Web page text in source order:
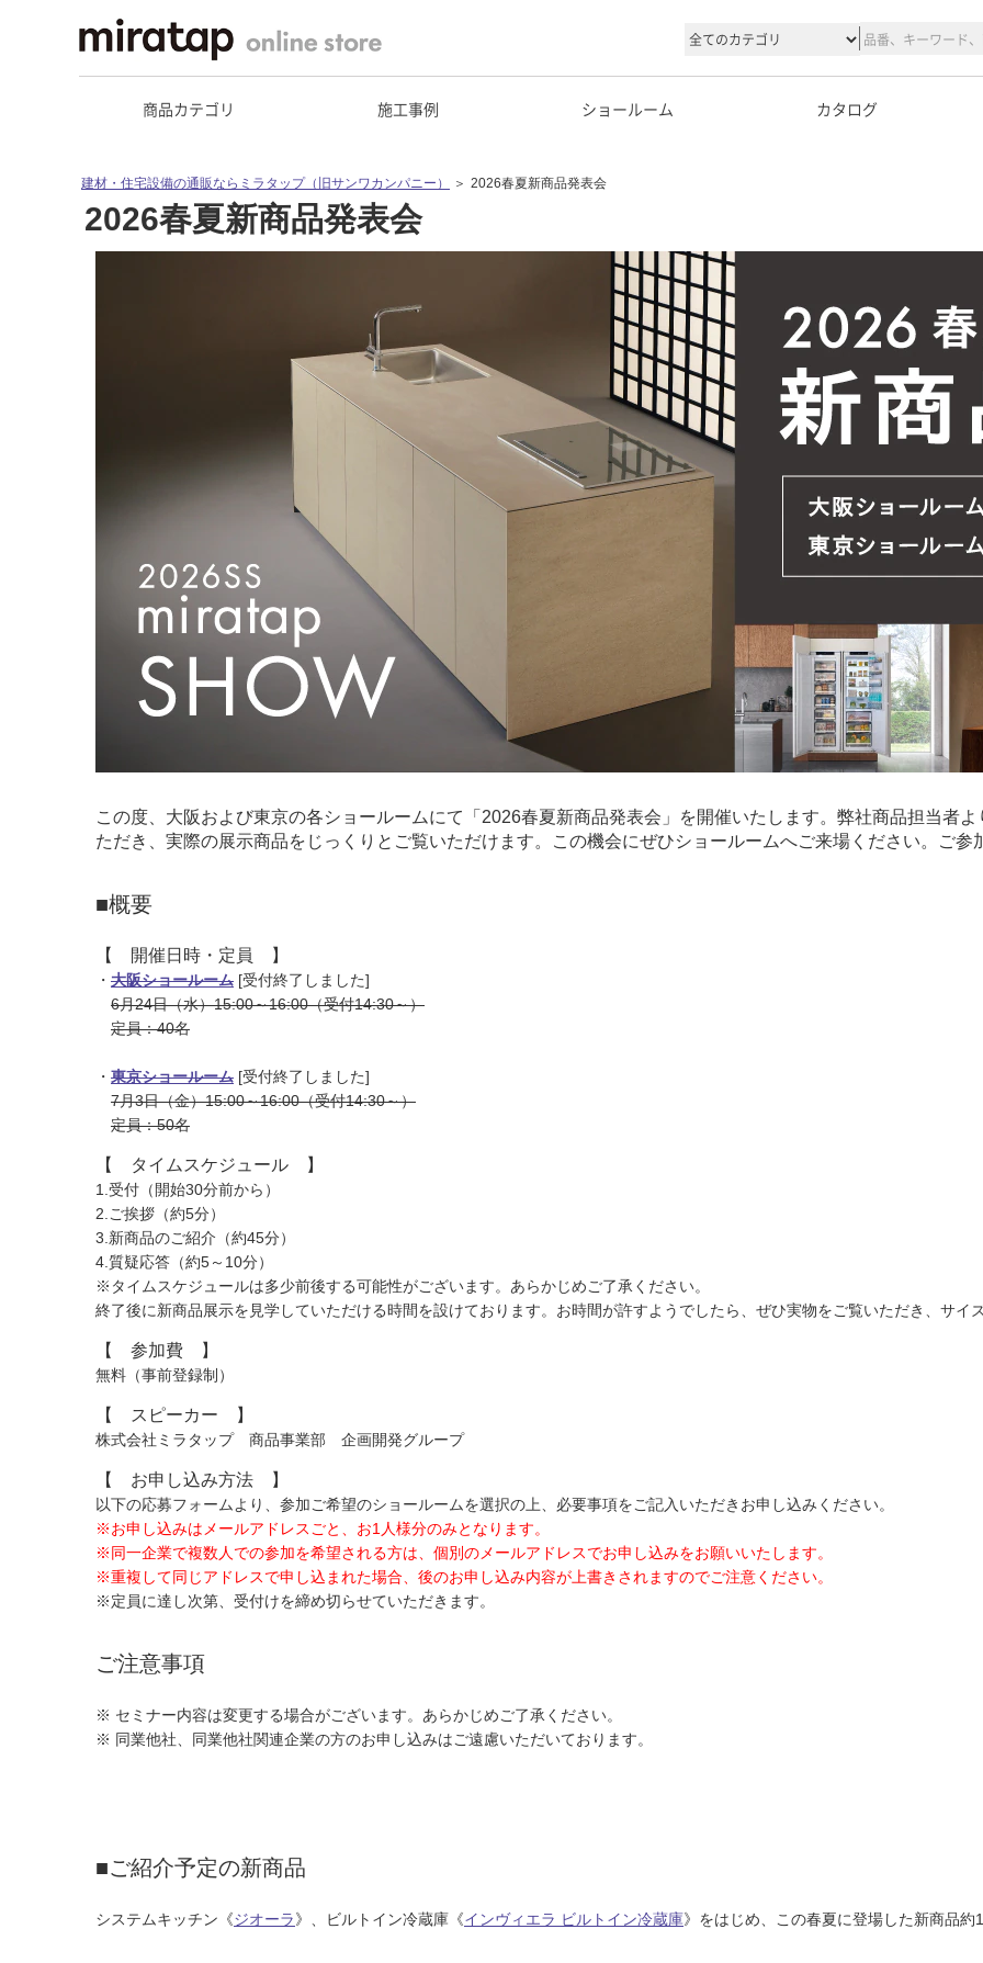
商品カテゴリ 施工事例 ショールーム カタログ
建材・住宅設備の通販ならミラタップ（旧サンワカンパニー） ＞ 2026春夏新商品発表会
2026春夏新商品発表会
この度、大阪および東京の各ショールームにて「2026春夏新商品発表会」を開催いたします。弊社商品担当者
ただき、実際の展示商品をじっくりとご覧いただけます。この機会にぜひショールームへご来場ください。ご参
■概要
【 開催日時・定員 】
・ 大阪ショールーム [受付終了しました]
6月24日（水）15:00～16:00（受付14:30～）
定員：40名
・ 東京ショールーム [受付終了しました]
7月3日（金）15:00～16:00（受付14:30～）
定員：50名
【 タイムスケジュール 】
1.受付（開始30分前から）
2.ご挨拶（約5分）
3.新商品のご紹介（約45分）
4.質疑応答（約5～10分）
※タイムスケジュールは多少前後する可能性がございます。あらかじめご了承ください。
終了後に新商品展示を見学していただける時間を設けております。お時間が許すようでしたら、ぜひ実物をご覧いただき、サイ
【 参加費 】
無料（事前登録制）
【 スピーカー 】
株式会社ミラタップ 商品事業部 企画開発グループ
【 お申し込み方法 】
以下の応募フォームより、参加ご希望のショールームを選択の上、必要事項をご記入いただきお申し込みください。
※お申し込みはメールアドレスごと、お1人様分のみとなります。
※同一企業で複数人での参加を希望される方は、個別のメールアドレスでお申し込みをお願いいたします。
※重複して同じアドレスで申し込まれた場合、後のお申し込み内容が上書きされますのでご注意ください。
※定員に達し次第、受付けを締め切らせていただきます。
ご注意事項
※ セミナー内容は変更する場合がございます。あらかじめご了承ください。
※ 同業他社、同業他社関連企業の方のお申し込みはご遠慮いただいております。
■ご紹介予定の新商品
システムキッチン《ジオーラ》、ビルトイン冷蔵庫《インヴィエラ ビルトイン冷蔵庫》をはじめ、この春夏に登場した新商品約